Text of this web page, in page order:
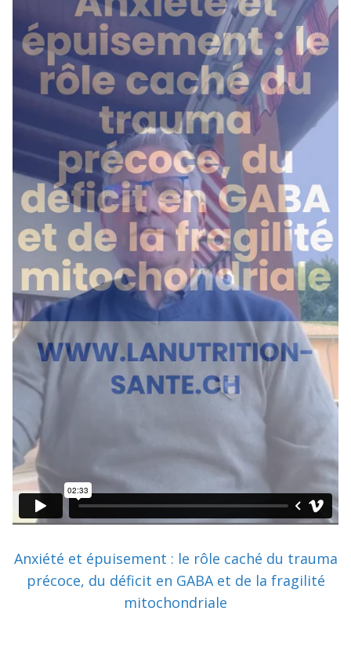
Anxiété et épuisement : le rôle caché du trauma
précoce, du déficit en GABA et de la fragilité
mitochondriale